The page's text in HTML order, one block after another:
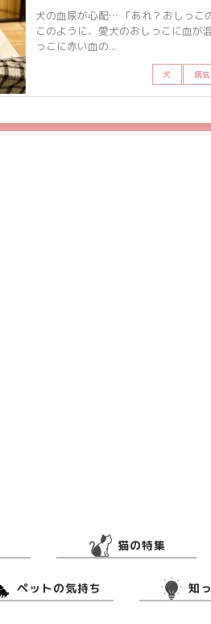
犬の血尿が心配… 「あれ？おしっこ
このように、愛犬のおしっこに血が
っこに赤い血の...
犬 病気
猫の特集
ペットの気持ち 知